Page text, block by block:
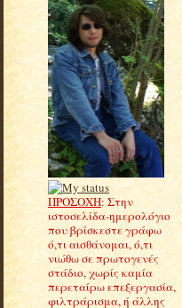
ΠΡΟΣΟΧΗ: Στην
ιστοσελίδα-ημερολόγιο
που βρίσκεστε γράφω
ό,τι αισθάνομαι, ό,τι
νιώθω σε πρωτογενές
στάδιο, χωρίς καμία
περεταίρω επεξεργασία,
φιλτράρισμα, ή άλλης